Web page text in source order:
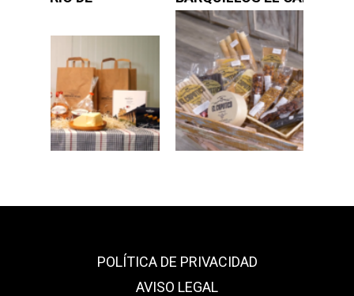
POLÍTICA DE PRIVACIDAD
AVISO LEGAL